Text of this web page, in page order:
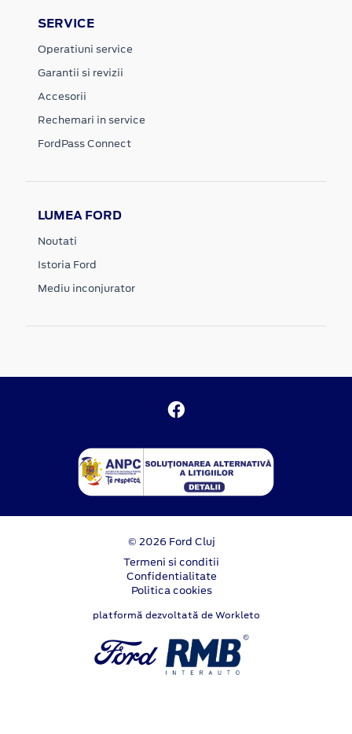
SERVICE
Operatiuni service
Garantii si revizii
Accesorii
Rechemari in service
FordPass Connect
LUMEA FORD
Noutati
Istoria Ford
Mediu inconjurator
© 2026 Ford Cluj
Termeni si conditii
Confidentialitate
Politica cookies
platformă dezvoltată de Workleto